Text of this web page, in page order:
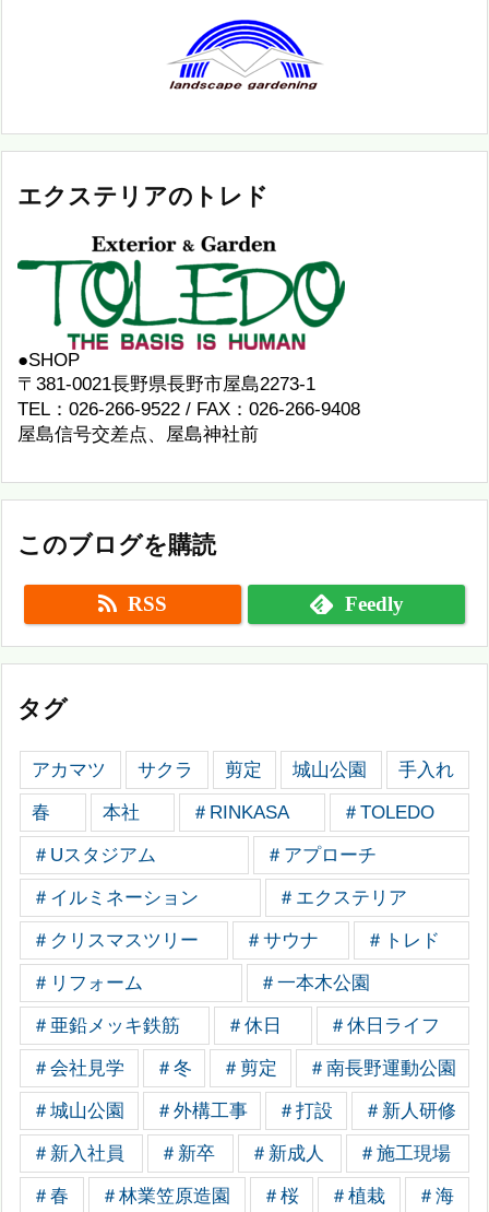
エクステリアのトレド
●SHOP
〒381-0021長野県長野市屋島2273-1
TEL：026-266-9522 / FAX：026-266-9408
屋島信号交差点、屋島神社前
このブログを購読
RSS Feedly
タグ
アカマツ サクラ 剪定 城山公園 手入れ
春 本社 ＃RINKASA ＃TOLEDO
＃Uスタジアム ＃アプローチ
＃イルミネーション ＃エクステリア
＃クリスマスツリー ＃サウナ ＃トレド
＃リフォーム ＃一本木公園
＃亜鉛メッキ鉄筋 ＃休日 ＃休日ライフ
＃会社見学 ＃冬 ＃剪定 ＃南長野運動公園
＃城山公園 ＃外構工事 ＃打設 ＃新人研修
＃新入社員 ＃新卒 ＃新成人 ＃施工現場
＃春 ＃林業笠原造園 ＃桜 ＃植栽 ＃海